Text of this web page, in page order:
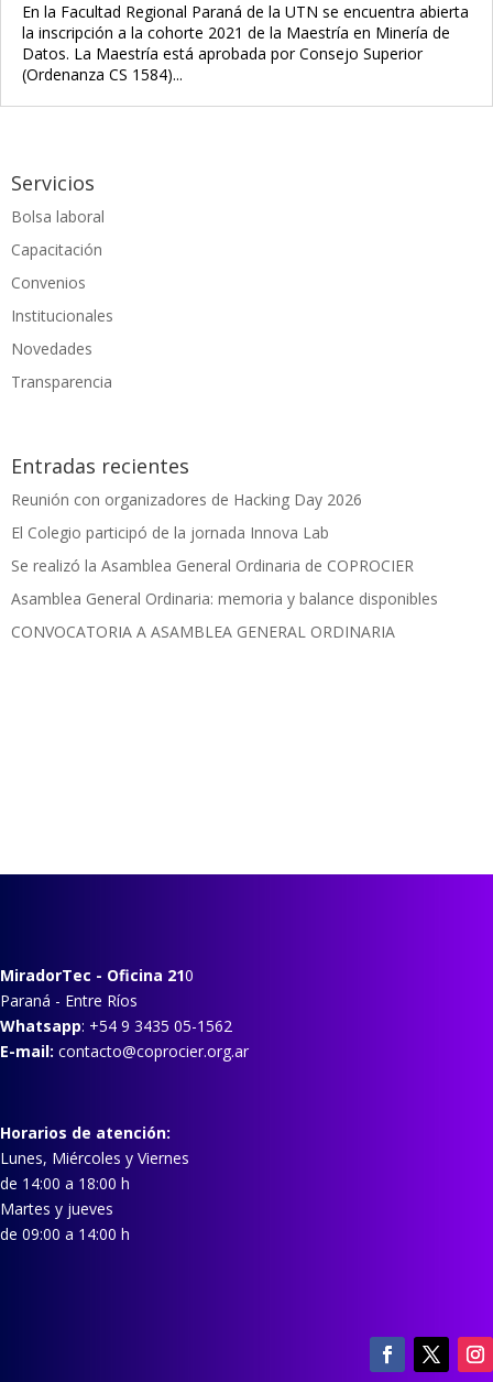
En la Facultad Regional Paraná de la UTN se encuentra abierta
la inscripción a la cohorte 2021 de la Maestría en Minería de
Datos. La Maestría está aprobada por Consejo Superior
(Ordenanza CS 1584)...
Servicios
Bolsa laboral
Capacitación
Convenios
Institucionales
Novedades
Transparencia
Entradas recientes
Reunión con organizadores de Hacking Day 2026
El Colegio participó de la jornada Innova Lab
Se realizó la Asamblea General Ordinaria de COPROCIER
Asamblea General Ordinaria: memoria y balance disponibles
CONVOCATORIA A ASAMBLEA GENERAL ORDINARIA
MiradorTec - Oficina 210
Paraná - Entre Ríos
Whatsapp: +54 9 3435 05-1562
E-mail: contacto@coprocier.org.ar
Horarios de atención:
Lunes, Miércoles y Viernes
de 14:00 a 18:00 h
Martes y jueves
de 09:00 a 14:00 h